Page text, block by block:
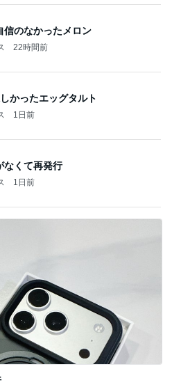
信のなかったメロン
22時間前
かったエッグタルト
1日前
なくて再発行
1日前